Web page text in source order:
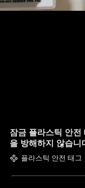
잠금 플라스틱 안전
을 방해하지 않습니
플라스틱 안전 태그